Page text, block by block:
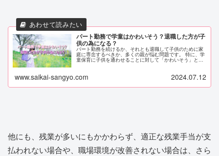
パート勤務で学童はかわいそう？退職した方が子
供の為になる？
パート勤務を続けるか、それとも退職して子供のために家
庭に専念するべきか、多くの親が悩む問題です。 特に、学
童保育に子供を通わせることに対して「かわいそう」と感
www.saikai-sangyo.com 2024.07.12
他にも、残業が多いにもかかわらず、適正な残業手当が支
払われない場合や、職場環境が改善されない場合は、さら